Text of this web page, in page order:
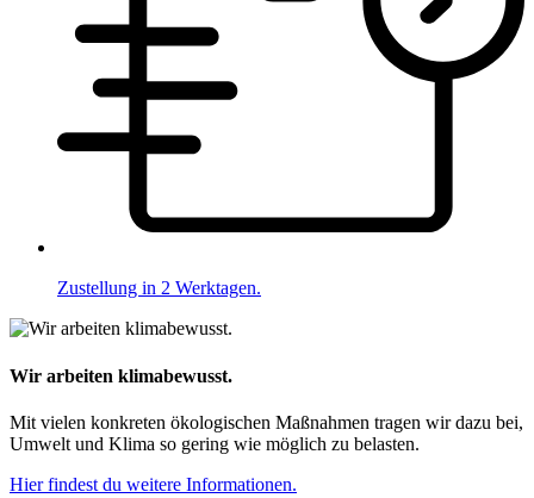
Zustellung in 2 Werktagen.
Wir arbeiten klimabewusst.
Mit vielen konkreten ökologischen Maßnahmen tragen wir dazu bei,
Umwelt und Klima so gering wie möglich zu belasten.
Hier findest du weitere Informationen.